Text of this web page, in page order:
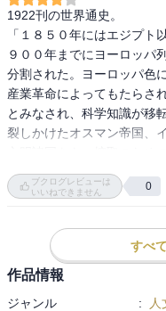
な生活の変化の可能性と危
れる。
産業革命後、文化や科学の
されてきた。IT の力で更な
不安と恐怖ばかりだけど、
の本を読んだ直後の自分の
1922刊の世界通史。
「１８５０年にはエジプ
９００年までにヨーロッパ
分割された。ヨーロッパ色
産業革命によってもたらさ
とみなされ、科学知識が移
裂しかけたオスマン帝国、
とに傾倒した」ところが、
世的から古今に類を見ない
あったという進歩主義的史
岩波新書の、第二次世界
ブクログレビューは
いいねできません
0
すべ
作品情報
ジャンル : 人